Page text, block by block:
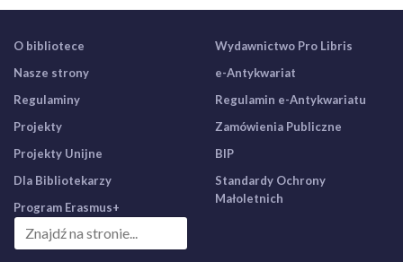
O bibliotece
Nasze strony
Regulaminy
Projekty
Projekty Unijne
Dla Bibliotekarzy
Program Erasmus+
Wydawnictwo Pro Libris
e-Antykwariat
Regulamin e-Antykwariatu
Zamówienia Publiczne
BIP
Standardy Ochrony
Małoletnich